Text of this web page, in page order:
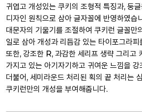
귀엽고 개성있는 쿠키의 조형적 특징과, 둥
디자인 원칙으로 삼아 글자꼴에 반영하였습
대문자의 기울기를 조절하여 쿠키런 글꼴만
일로 삼아 개성과 리듬감 있는 타이포그라
또한, 강조한 R, 과감한 세리프 생략 그리고
가지고 있는 아기자기하고 귀여운 느낌을 강
더불어, 세미라운드 처리된 획의 끝 처리는
쿠키런만의 개성을 부여해줍니다.